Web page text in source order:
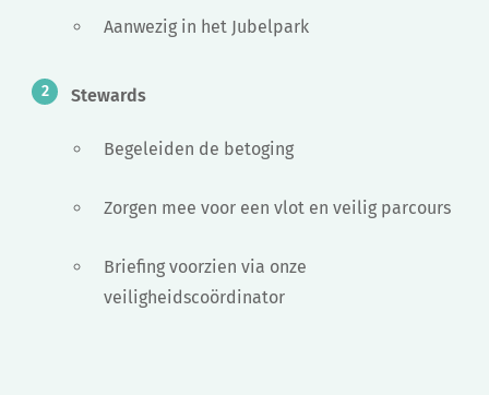
Aanwezig in het Jubelpark
Stewards
Begeleiden de betoging
Zorgen mee voor een vlot en veilig parcours
Briefing voorzien via onze
veiligheidscoördinator